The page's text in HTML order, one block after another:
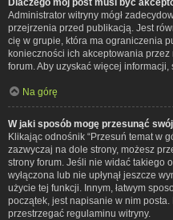
Administrator witryny mógł
przejrzenia przed publikacją. Jest
cię w grupie, która ma ograniczenia
konieczności ich akceptowania
forum. Aby uzyskać więcej
Na górę
W jaki sposób mogę przesunąć
Klikając odnośnik “Przesuń temat w
zazwyczaj na dole strony, możesz
strony forum. Jeśli nie widać takiego
wyłączona lub nie upłynął jeszcze
użycie tej funkcji. Innym, łatwym
początek, jest napisanie w nim
przestrzegać regulaminu witryny.